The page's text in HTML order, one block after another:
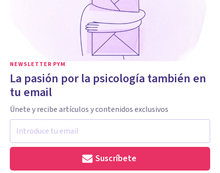
NEWSLETTER PYM
La pasión por la psicología también en
tu email
Únete y recibe artículos y contenidos exclusivos
Suscríbete